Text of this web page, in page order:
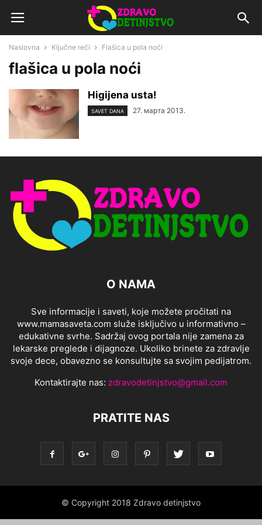
Naslovna Ključne reči Flašica u pola noći
flašica u pola noći
Higijena usta!
SAVET DANA 27. марта 2013.
O NAMA
Sve informacije i saveti, koje možete pročitati na
www.mamasaveta.com služe isključivo u informativno –
edukativne svrhe. Sadržaj ovog portala nije zamena za
lekarske preglede i dijagnoze. Ukoliko brinete za zdravlje
svoje dece, obavezno se konsultujte sa svojim pedijatrom.
Kontaktirajte nas: zdravodetinjstvo@gmail.com
PRATITE NAS
© Copyright 2018 Zdravo detinjstvo